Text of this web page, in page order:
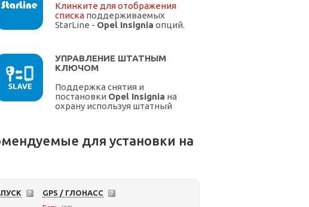
Клинките для отображения
списка поддерживаемых
StarLine - Opel Insignia опций.
УПРАВЛЕНИЕ ШТАТНЫМ
КЛЮЧОМ
Поддержка снятия и
постановки Opel Insignia на
охрану используя штатный
для установки на
GPS / ГЛОНАСС